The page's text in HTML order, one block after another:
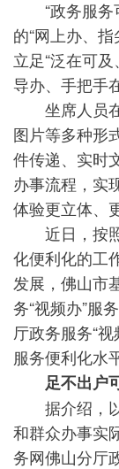
“政务服务
的“网上办、
立足“泛在可
导办、手把手
坐席人员在
图片等多种形
件传递、实时
办事流程，实
体验更立体、
近日，按照
化便利化的工
发展，佛山市
务“视频办”服
厅政务服务“
服务便利化水平
足不出户
据介绍，以
和群众办事实
务网佛山分厅